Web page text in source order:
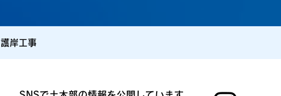
護岸工事